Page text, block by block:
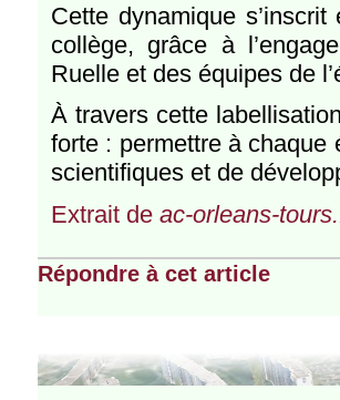
Cette dynamique
collège, grâce à
Ruelle et des équipes de
À travers cette
forte : permettre à chaque
scientifiques et de
Extrait de ac-orleans-
Répondre à cet article